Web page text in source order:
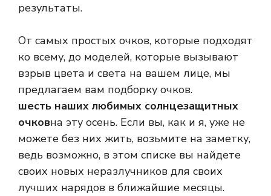
результаты.
От самых простых очков, которые подходят
ко всему, до моделей, которые вызывают
взрыв цвета и света на вашем лице, мы
предлагаем вам подборку очков.
шесть наших любимых солнцезащитных
очковна эту осень. Если вы, как и я, уже не
можете без них жить, возьмите на заметку,
ведь возможно, в этом списке вы найдете
своих новых неразлучников для своих
лучших нарядов в ближайшие месяцы.